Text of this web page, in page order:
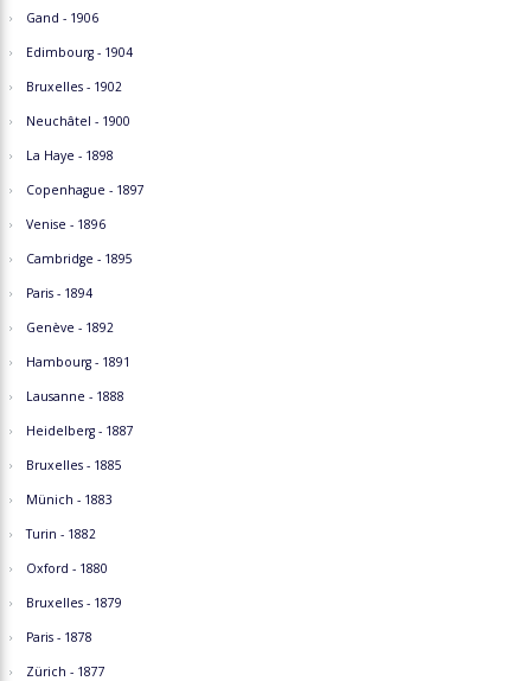
Gand - 1906
Edimbourg - 1904
Bruxelles - 1902
Neuchâtel - 1900
La Haye - 1898
Copenhague - 1897
Venise - 1896
Cambridge - 1895
Paris - 1894
Genève - 1892
Hambourg - 1891
Lausanne - 1888
Heidelberg - 1887
Bruxelles - 1885
Münich - 1883
Turin - 1882
Oxford - 1880
Bruxelles - 1879
Paris - 1878
Zürich - 1877